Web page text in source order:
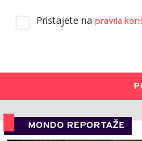
Pristajete na pravila
MONDO REPORTAŽE